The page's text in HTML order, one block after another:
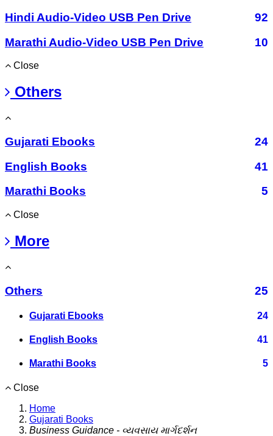
Hindi Audio-Video USB Pen Drive
92
Marathi Audio-Video USB Pen Drive
10
Close
Others
Gujarati Ebooks
24
English Books
41
Marathi Books
5
Close
More
Others 25
Gujarati Ebooks 24
English Books 41
Marathi Books 5
Close
Home
Gujarati Books
Business Guidance - વ્યવસાય માર્ગદર્શન